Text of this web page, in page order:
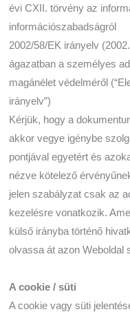
évi CXII. törvény az
információszabadságról
2002/58/EK irányelv
ágazatban a személyes
magánélet védelméről
irányelv”)
Kérjük, hogy a
akkor vegye igénybe
pontjával egyetért és
nézve kötelező
jelen szabályzat csak az
kezelésre vonatkozik.
külső irányba történő
olvassa át azon Weboldal
A cookie / süti
A cookie vagy süti